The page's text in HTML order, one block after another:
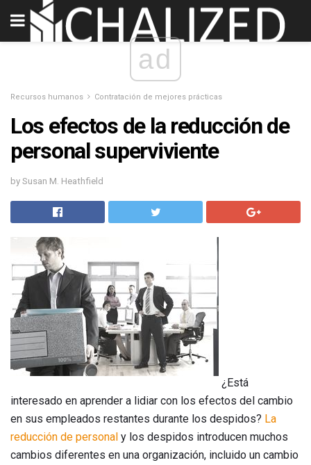
ad
Recursos humanos Contratación de mejores prácticas
Los efectos de la reducción de
personal superviviente
by Susan M. Heathfield
¿Está
interesado en aprender a lidiar con los efectos del cambio
en sus empleados restantes durante los despidos? La
reducción de personal y los despidos introducen muchos
cambios diferentes en una organización, incluido un cambio